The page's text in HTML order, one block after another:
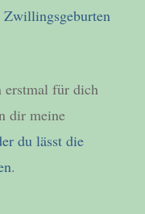
Zwillingsgeburten
erstmal für dich
dir meine
du lässt die
.